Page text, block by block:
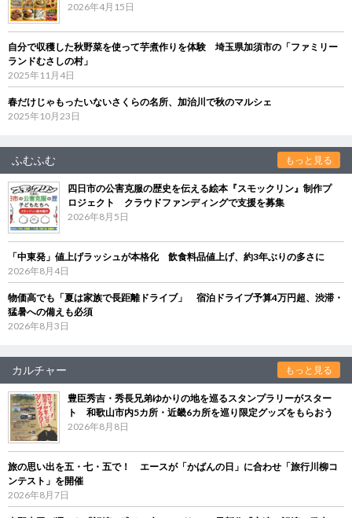
2026年4月15日
自分で収穫した秋野菜を使って芋煮作りを体験 埼玉県加須市の「ファミリー
ランドむさしの村」
2025年11月4日
春だけじゃもったいないさくらの名所、加治川で秋のマルシェ
2025年10月23日
ふむふむ もっと見る
四日市の公害克服の歴史を伝える絵本『スモックリン』制作プ
ロジェクト クラウドファンディングで支援を募集
2026年8月5日
「中東発」値上げラッシュが本格化 飲食料品値上げ、約3年ぶりの多さに
2026年8月4日
物価高でも「夏は家族で長距離ドライブ」 宿泊ドライブ予算4万円超、渋滞・
猛暑への備えも必須
2026年8月3日
カルチャー もっと見る
豊臣秀吉・秀長兄弟ゆかりの地を巡るスタンプラリーがスター
ト 和歌山市内5カ所・近畿6カ所を巡り限定グッズをもらおう
2026年8月8日
旅の思い出を五・七・五で！ エースが「かばんの日」に合わせ「旅行川柳コ
ンテスト」を開催
2026年8月7日